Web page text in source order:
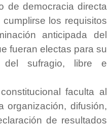
de democracia directa
los requisitos
anticipada del
fueran electas para su
del sufragio, libre e
faculta al
organización, difusión,
de resultados